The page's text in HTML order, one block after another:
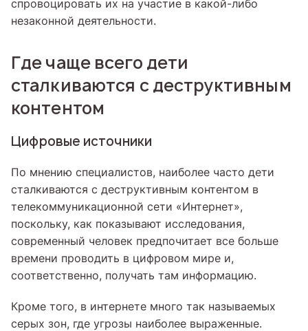
спровоцировать их на участие в какой-либо
незаконной деятельности.
Где чаще всего дети
сталкиваются с деструктивным
контентом
Цифровые источники
По мнению специалистов, наиболее часто дети
сталкиваются с деструктивным контентом в
телекоммуникационной сети «Интернет»,
поскольку, как показывают исследования,
современный человек предпочитает все больше
времени проводить в цифровом мире и,
соответственно, получать там информацию.
Кроме того, в интернете много так называемых
серых зон, где угрозы наиболее выраженные.